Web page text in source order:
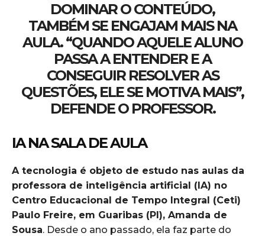
DOMINAR O CONTEÚDO,
TAMBÉM SE ENGAJAM MAIS NA
AULA. “QUANDO AQUELE ALUNO
PASSA A ENTENDER E A
CONSEGUIR RESOLVER AS
QUESTÕES, ELE SE MOTIVA MAIS”,
DEFENDE O PROFESSOR.
IA NA SALA DE AULA
A tecnologia é objeto de estudo nas aulas da
professora de inteligência artificial (IA) no
Centro Educacional de Tempo Integral (Ceti)
Paulo Freire, em Guaribas (PI), Amanda de
Sousa. Desde o ano passado, ela faz parte do